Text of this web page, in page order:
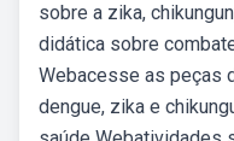
sobre a zika,
didática sobre
Webacesse as peças
dengue, zika e